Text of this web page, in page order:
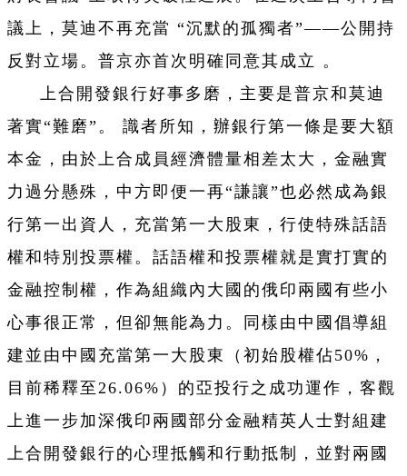
議上，莫迪不再充當 “沉默的孤獨者”——公開持
反對立場。普京亦首次明確同意其成立 。
上合開發銀行好事多磨，主要是普京和莫迪
著實“難磨”。 識者所知，辦銀行第一條是要大額
本金，由於上合成員經濟體量相差太大，金融實
力過分懸殊，中方即便一再“謙讓”也必然成為銀
行第一出資人，充當第一大股東，行使特殊話語
權和特別投票權。話語權和投票權就是實打實的
金融控制權，作為組織內大國的俄印兩國有些小
心事很正常，但卻無能為力。同樣由中國倡導組
建並由中國充當第一大股東（初始股權佔50%，
目前稀釋至26.06%）的亞投行之成功運作，客觀
上進一步加深俄印兩國部分金融精英人士對組建
上合開發銀行的心理抵觸和行動抵制，並對兩國